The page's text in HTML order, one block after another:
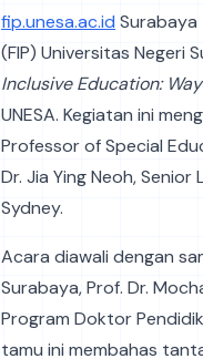
fip.unesa.ac.id Surabaya
(FIP) Universitas Negeri
Inclusive Education:
UNESA. Kegiatan ini
Professor of Special
Dr. Jia Ying Neoh,
Sydney.
Acara diawali dengan
Surabaya, Prof. Dr.
Program Doktor
tamu ini membahas